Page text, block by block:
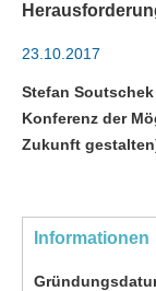
23.10.2017
Stefan
Konferenz der
Zukunft
Informationen